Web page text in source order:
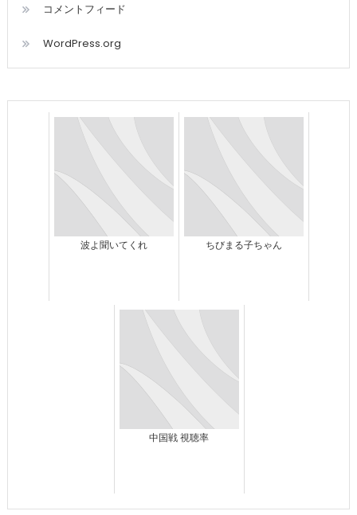
コメントフィード
WordPress.org
波よ聞いてくれ ちびまる子ちゃん
中国戦 視聴率